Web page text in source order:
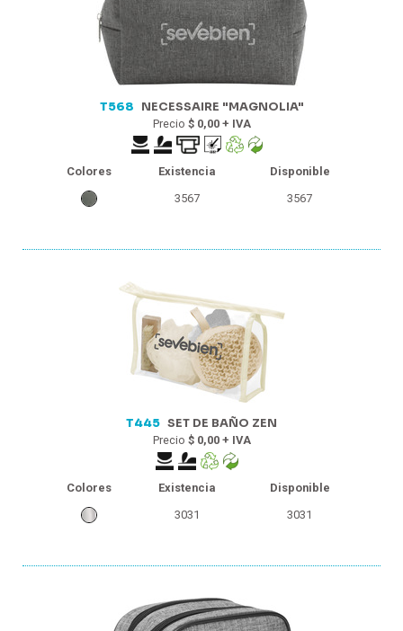
T568 NECESSAIRE "MAGNOLIA"
Precio $ 0,00 + IVA
Colores Existencia
Disponible
3567
3567
T445 SET DE BAÑO ZEN
Precio $ 0,00 + IVA
Colores Existencia
Disponible
3031
3031